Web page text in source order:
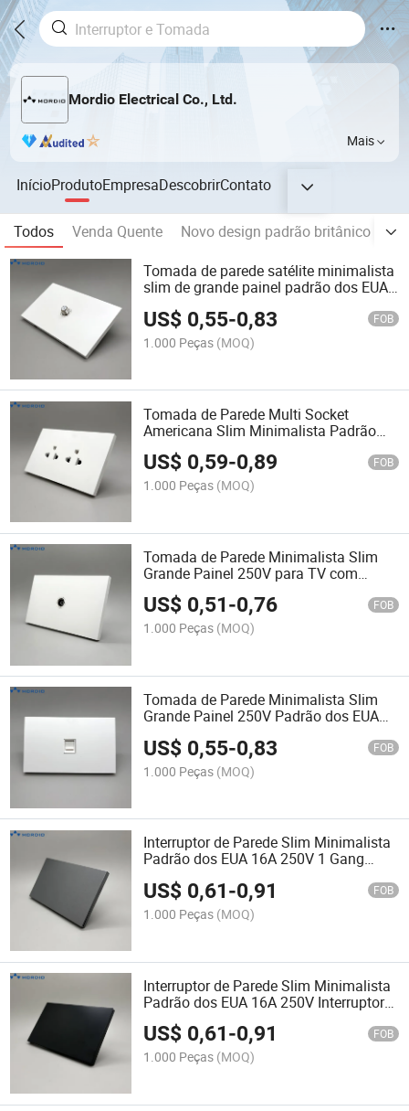
Mordio Electrical Co., Ltd.
Mais
InícioProdutoEmpresaDescobrirContato
Todos Venda Quente Novo design padrão britânico
Tomada de parede satélite minimalista
slim de grande painel padrão dos EUA
atacado
US$ 0,55-0,83 FOB
1.000 Peças (MOQ)
Tomada de Parede Multi Socket
Americana Slim Minimalista Padrão
dos EUA com Painel de PC Resistente
ao Fogo para Fonte de Energia
Confiável 250V
US$ 0,59-0,89 FOB
1.000 Peças (MOQ)
Tomada de Parede Minimalista Slim
Grande Painel 250V para TV com
Painel de PC à Prova de Fogo para
Fonte de Energia Confiável
US$ 0,51-0,76 FOB
1.000 Peças (MOQ)
Tomada de Parede Minimalista Slim
Grande Painel 250V Padrão dos EUA
Fonte de Energia Confiável
US$ 0,55-0,83 FOB
1.000 Peças (MOQ)
Interruptor de Parede Slim Minimalista
Padrão dos EUA 16A 250V 1 Gang
Interruptor de Pólo Único Cinza
Interruptores de Luz de Parede para a
América do Norte
US$ 0,61-0,91 FOB
1.000 Peças (MOQ)
Interruptor de Parede Slim Minimalista
Padrão dos EUA 16A 250V Interruptor
de Parede 1 Gangue Interruptor de Pólo
Único Preto Interruptores de Luz de
Parede para a América do Norte
US$ 0,61-0,91 FOB
1.000 Peças (MOQ)